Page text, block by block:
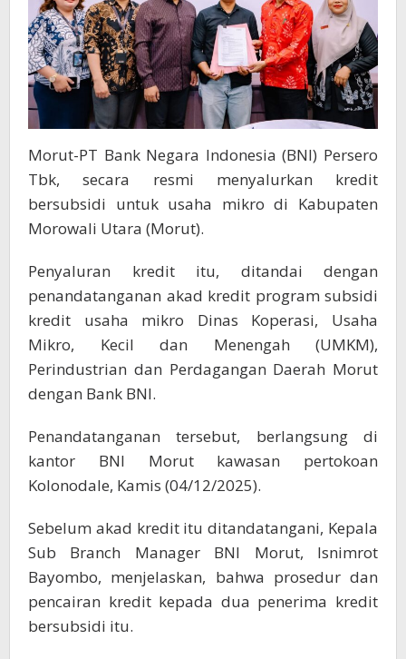
Morut-PT Bank Negara Indonesia (BNI) Persero
Tbk, secara resmi menyalurkan kredit
bersubsidi untuk usaha mikro di Kabupaten
Morowali Utara (Morut).
Penyaluran kredit itu, ditandai dengan
penandatanganan akad kredit program subsidi
kredit usaha mikro Dinas Koperasi, Usaha
Mikro, Kecil dan Menengah (UMKM),
Perindustrian dan Perdagangan Daerah Morut
dengan Bank BNI.
Penandatanganan tersebut, berlangsung di
kantor BNI Morut kawasan pertokoan
Kolonodale, Kamis (04/12/2025).
Sebelum akad kredit itu ditandatangani, Kepala
Sub Branch Manager BNI Morut, Isnimrot
Bayombo, menjelaskan, bahwa prosedur dan
pencairan kredit kepada dua penerima kredit
bersubsidi itu.